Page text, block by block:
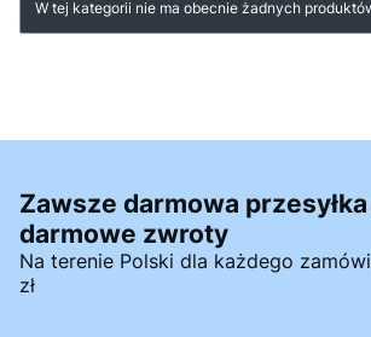
W tej kategorii nie ma obecnie żadnych
Zawsze darmowa
darmowe zwroty
Na terenie Polski dla każdego
zł